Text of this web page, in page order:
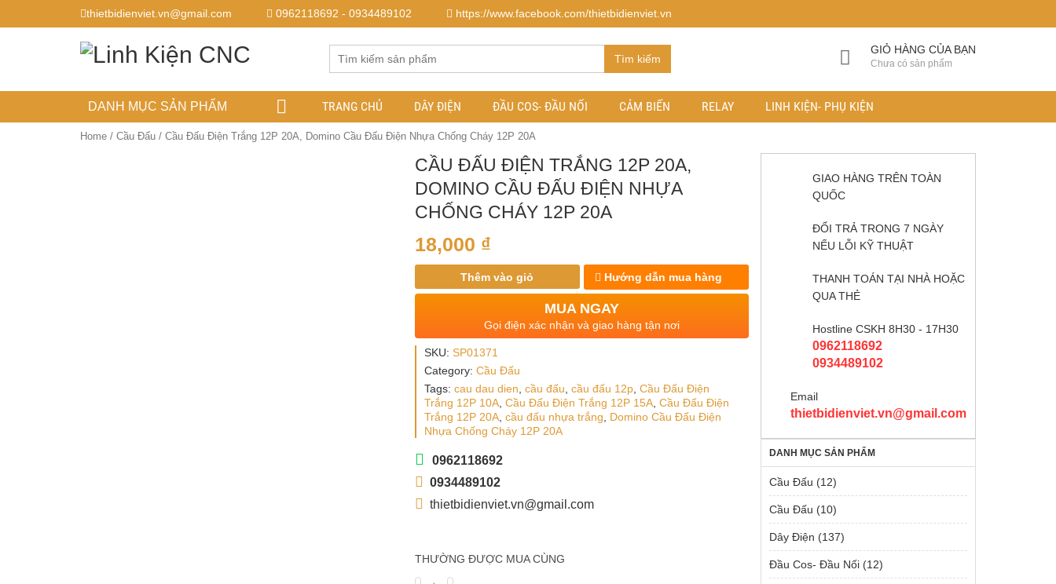
thietbidienviet.vn@gmail.com 0962118692 - 0934489102 https://www.facebook.com/thietbidienviet.vn
Tìm kiếm
GIỎ HÀNG CỦA BẠN
Chưa có sản phẩm
DANH MỤC SẢN PHẨM TRANG CHỦ DÂY ĐIỆN ĐẦU COS- ĐẦU NỐI CẢM BIẾN RELAY LINH KIỆN- PHỤ KIỆN
Home / Cầu Đấu / Cầu Đấu Điện Trắng 12P 20A, Domino Cầu Đấu Điện Nhựa Chống Cháy 12P 20A
CẦU ĐẤU ĐIỆN TRẮNG 12P 20A,
DOMINO CẦU ĐẤU ĐIỆN NHỰA
CHỐNG CHÁY 12P 20A
18,000 ₫
Thêm vào giỏ Hướng dẫn mua hàng
MUA NGAY
Gọi điện xác nhận và giao hàng tận nơi
SKU: SP01371
Category: Cầu Đấu
Tags: cau dau dien cầu đấu cầu đấu 12p, Cầu Đấu Điện
Trắng 12P 10A, Cầu Đấu Điện Trắng 12P 15A, Cầu Đấu Điện
Trắng 12P 20A, cầu đấu nhựa trắng
Domino Cầu Đấu Điện
Nhựa Chống Cháy 12P 20A
0962118692
0934489102
thietbidienviet.vn@gmail.com
THƯỜNG ĐƯỢC MUA CÙNG
GIAO HÀNG TRÊN TOÀN
QUỐC
ĐỔI TRẢ TRONG 7 NGÀY
NẾU LỖI KỸ THUẬT
THANH TOÁN TẠI NHÀ HOẶC
QUA THẺ
Hostline CSKH 8H30 - 17H30
0962118692
0934489102
Email
thietbidienviet.vn@gmail.com
DANH MỤC SẢN PHẨM
Cầu Đấu (12)
Cầu Đấu (10)
Dây Điện (137)
Đầu Cos- Đầu Nối (12)